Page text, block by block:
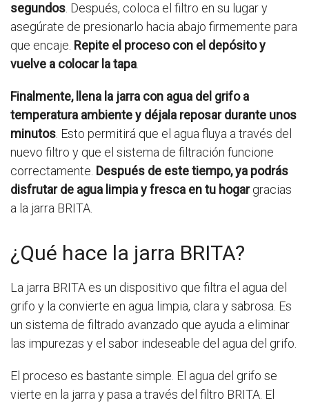
segundos . Después, coloca el filtro en su lugar y
asegúrate de presionarlo hacia abajo firmemente para
que encaje. Repite el proceso con el depósito y
vuelve a colocar la tapa
Finalmente, llena la jarra con agua del grifo a
temperatura ambiente y déjala reposar durante unos
minutos . Esto permitirá que el agua fluya a través del
nuevo filtro y que el sistema de filtración funcione
correctamente. Después de este tiempo, ya podrás
disfrutar de agua limpia y fresca en tu hogargracias
a la jarra BRITA.
¿Qué hace la jarra BRITA?
La jarra BRITA es un dispositivo que filtra el agua del
grifo y la convierte en agua limpia, clara y sabrosa. Es
un sistema de filtrado avanzado que ayuda a eliminar
las impurezas y el sabor indeseable del agua del grifo.
El proceso es bastante simple. El agua del grifo se
vierte en la jarra y pasa a través del filtro BRITA. El